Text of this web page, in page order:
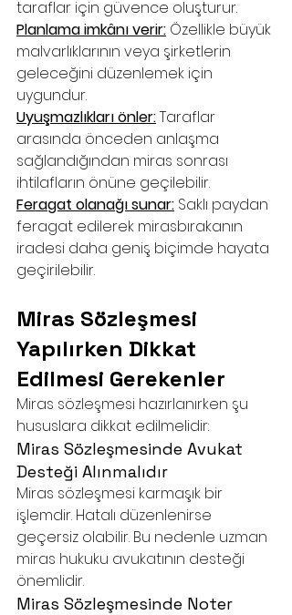
taraflar için güvence oluşturur.
Planlama imkânı verir: Özellikle büyük
malvarlıklarının veya şirketlerin
geleceğini düzenlemek için
uygundur.
Uyuşmazlıkları önler: Taraflar
arasında önceden anlaşma
sağlandığından miras sonrası
ihtilafların önüne geçilebilir.
Feragat olanağı sunar: Saklı paydan
feragat edilerek mirasbırakanın
iradesi daha geniş biçimde hayata
geçirilebilir.
Miras Sözleşmesi
Yapılırken Dikkat
Edilmesi Gerekenler
Miras sözleşmesi hazırlanırken şu
hususlara dikkat edilmelidir:
Miras Sözleşmesinde Avukat
Desteği Alınmalıdır
Miras sözleşmesi karmaşık bir
işlemdir. Hatalı düzenlenirse
geçersiz olabilir. Bu nedenle uzman
miras hukuku avukatının desteği
önemlidir.
Miras Sözleşmesinde Noter